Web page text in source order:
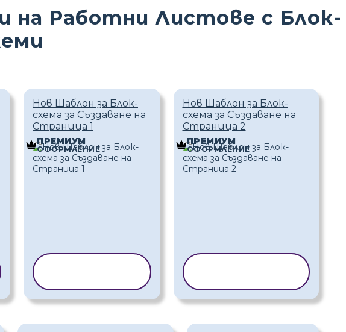
на Работни Листове с Блок-
Нов Шаблон за Блок-
схема за Създаване на
Страница 1
ПРЕМИУМ
ОФОРМЛЕНИЕ
Нов Шаблон за Блок-
схема за Създаване на
Страница 2
ПРЕМИУМ
ОФОРМЛЕНИЕ